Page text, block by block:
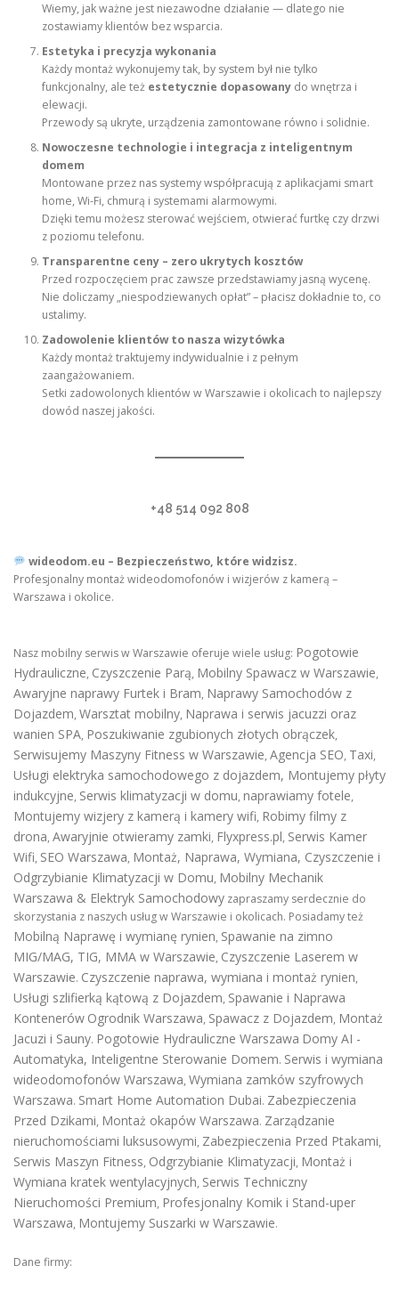
Wiemy, jak ważne jest niezawodne działanie — dlatego nie
zostawiamy klientów bez wsparcia.
Estetyka i precyzja wykonania
Każdy montaż wykonujemy tak, by system był nie tylko
funkcjonalny, ale też estetycznie dopasowany do wnętrza i
elewacji.
Przewody są ukryte, urządzenia zamontowane równo i solidnie.
Nowoczesne technologie i integracja z inteligentnym
domem
Montowane przez nas systemy współpracują z aplikacjami smart
home, Wi-Fi, chmurą i systemami alarmowymi.
Dzięki temu możesz sterować wejściem, otwierać furtkę czy drzwi
z poziomu telefonu.
Transparentne ceny – zero ukrytych kosztów
Przed rozpoczęciem prac zawsze przedstawiamy jasną wycenę.
Nie doliczamy „niespodziewanych opłat” – płacisz dokładnie to, co
ustalimy.
Zadowolenie klientów to nasza wizytówka
Każdy montaż traktujemy indywidualnie i z pełnym
zaangażowaniem.
Setki zadowolonych klientów w Warszawie i okolicach to najlepszy
dowód naszej jakości.
+48 514 092 808
wideodom.eu – Bezpieczeństwo, które widzisz.
Profesjonalny montaż wideodomofonów i wizjerów z kamerą –
Warszawa i okolice.
Nasz mobilny serwis w Warszawie oferuje wiele usług: Pogotowie
Hydrauliczne, Czyszczenie Parą, Mobilny Spawacz w Warszawie,
Awaryjne naprawy Furtek i Bram, Naprawy Samochodów z
Dojazdem, Warsztat mobilny, Naprawa i serwis jacuzzi oraz
wanien SPA, Poszukiwanie zgubionych złotych obrączek,
Serwisujemy Maszyny Fitness w Warszawie, Agencja SEO, Taxi,
Usługi elektryka samochodowego z dojazdem, Montujemy płyty
indukcyjne, Serwis klimatyzacji w domu, naprawiamy fotele,
Montujemy wizjery z kamerą i kamery wifi, Robimy filmy z
drona, Awaryjnie otwieramy zamki, Flyxpress.pl, Serwis Kamer
Wifi, SEO Warszawa, Montaż, Naprawa, Wymiana, Czyszczenie i
Odgrzybianie Klimatyzacji w Domu, Mobilny Mechanik
Warszawa & Elektryk Samochodowy zapraszamy serdecznie do
skorzystania z naszych usług w Warszawie i okolicach. Posiadamy też
Mobilną Naprawę i wymianę rynien, Spawanie na zimno
MIG/MAG, TIG, MMA w Warszawie, Czyszczenie Laserem w
Warszawie. Czyszczenie naprawa, wymiana i montaż rynien,
Usługi szlifierką kątową z Dojazdem, Spawanie i Naprawa
Kontenerów Ogrodnik Warszawa, Spawacz z Dojazdem, Montaż
Jacuzi i Sauny. Pogotowie Hydrauliczne Warszawa Domy AI -
Automatyka, Inteligentne Sterowanie Domem. Serwis i wymiana
wideodomofonów Warszawa, Wymiana zamków szyfrowych
Warszawa. Smart Home Automation Dubai. Zabezpieczenia
Przed Dzikami, Montaż okapów Warszawa. Zarządzanie
nieruchomościami luksusowymi, Zabezpieczenia Przed Ptakami,
Serwis Maszyn Fitness, Odgrzybianie Klimatyzacji, Montaż i
Wymiana kratek wentylacyjnych, Serwis Techniczny
Nieruchomości Premium, Profesjonalny Komik i Stand-uper
Warszawa, Montujemy Suszarki w Warszawie.
Dane firmy: